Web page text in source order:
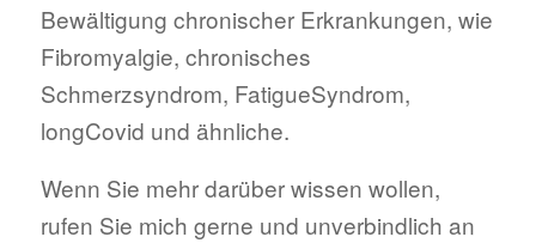
Bewältigung chronischer Erkrankungen, wie
Fibromyalgie, chronisches
Schmerzsyndrom, FatigueSyndrom,
longCovid und ähnliche.
Wenn Sie mehr darüber wissen wollen,
rufen Sie mich gerne und unverbindlich an